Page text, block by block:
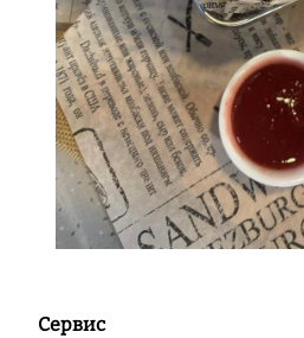
Сервис